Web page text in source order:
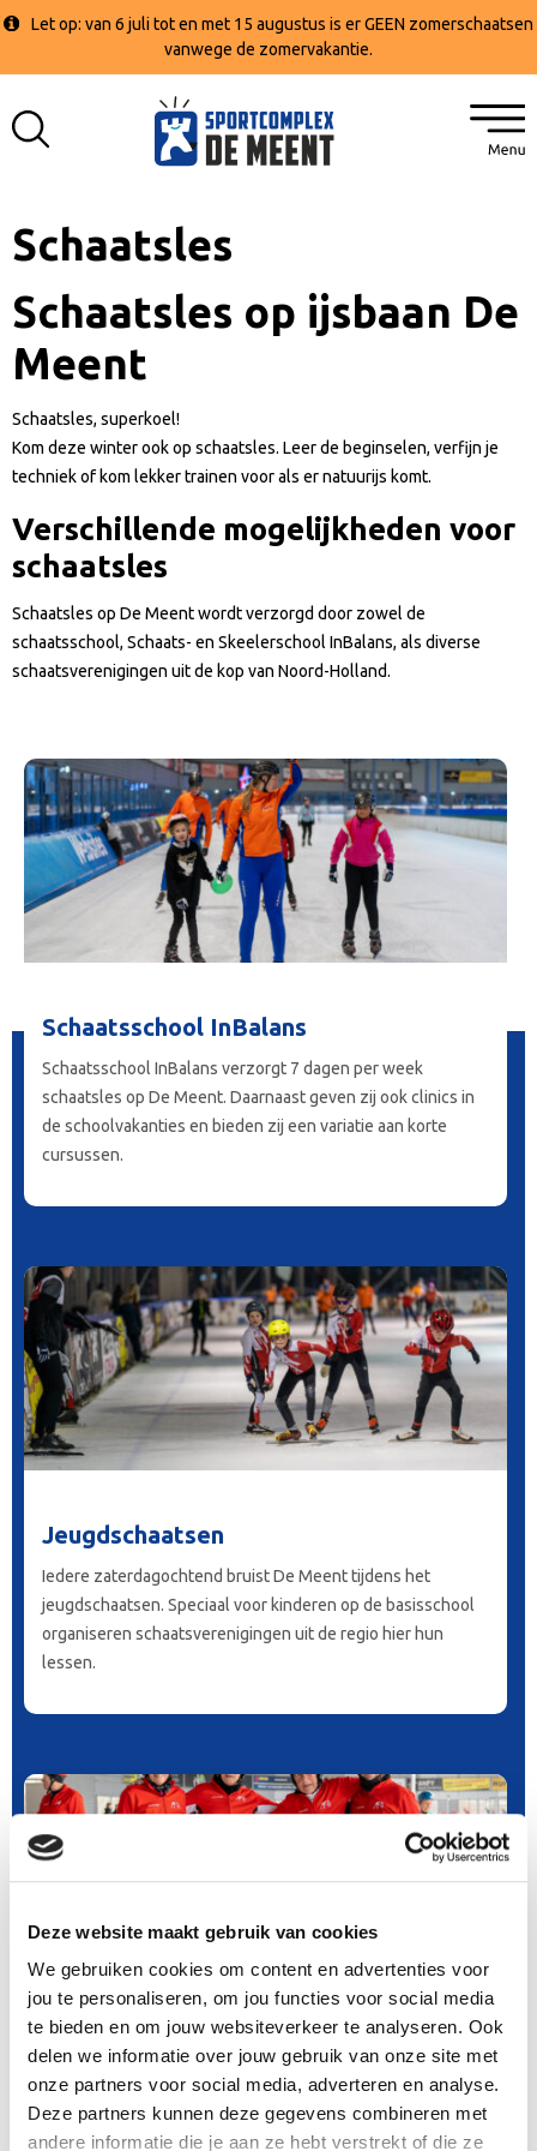
Deze website maakt gebruik van cookies
We gebruiken cookies om content en advertenties voor
jou te personaliseren, om jou functies voor social media
te bieden en om jouw websiteverkeer te analyseren. Ook
delen we informatie over jouw gebruik van onze site met
onze partners voor social media, adverteren en analyse.
Deze partners kunnen deze gegevens combineren met
andere informatie die je aan ze hebt verstrekt of die ze
Let op: van 6 juli tot en met 15 augustus is er GEEN zomerschaatsen
vanwege de zomervakantie.
Schaatsles
Schaatsles op ijsbaan De
Meent
Schaatsles, superkoel!
Kom deze winter ook op schaatsles. Leer de beginselen, verfijn je
techniek of kom lekker trainen voor als er natuurijs komt.
Verschillende mogelijkheden voor
schaatsles
Schaatsles op De Meent wordt verzorgd door zowel de
schaatsschool, Schaats- en Skeelerschool InBalans, als diverse
schaatsverenigingen uit de kop van Noord-Holland.
Schaatsschool InBalans
Schaatsschool InBalans verzorgt 7 dagen per week
schaatsles op De Meent. Daarnaast geven zij ook clinics in
de schoolvakanties en bieden zij een variatie aan korte
cursussen.
Jeugdschaatsen
Iedere zaterdagochtend bruist De Meent tijdens het
jeugdschaatsen. Speciaal voor kinderen op de basisschool
organiseren schaatsverenigingen uit de regio hier hun
lessen.
Verenigingsschaatsen
Dagelijks zijn er verenigingen actief die lessen verzorgen
voor beginners als gevorderden. Ook zijn er bij diverse
clubs wedstrijdschaatsers actief die trainen tijdens de